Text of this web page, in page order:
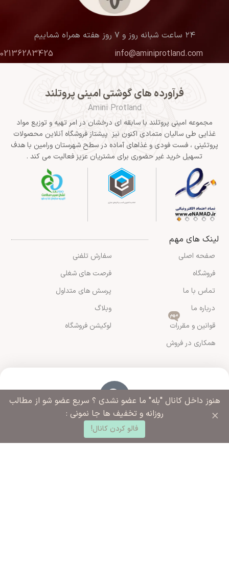
۲۴ ساعت شبانه روز و ۷ روز هفته همراه شماییم
info@aminiprotland.com
02136283425
فرآورده های گوشتی امینی پروتلند
Amini Protland
مجموعه امینی پروتلند با سابقه ای درخشان در امر تهیه و توزیع مواد
غذایی طی سالیان متمادی اکنون نیز پیشتاز فروشگاه آنلاین محصولات
پروتئینی ، فست فودی و غذاهای آماده در سطح شهرستان ورامین با هدف
تسهیل خرید غیر حضوری برای مشتریان عزیز فعالیت می کند .
لینک های مهم
صفحه اصلی
فروشگاه
تماس با ما
درباره ما
قوانین و مقررات
مهم
همکاری در فروش
سفارش تلفنی
فرصت های شغلی
پرسش های متداول
وبلاگ
لوکیشن فروشگاه
آدرس فروشگاه
ورامین مجتمع ادارات خیابان آزادگان روبروی خیابان ملاهادی
سبزواری نبش کوچه شهید رضایی
هنوز داخل کانال "بله" ما عضو نشدی ؟ سریع عضو شو از مطالب
روزانه و تخفیف ها جا نمونی :
فالو کردن کانال!
×